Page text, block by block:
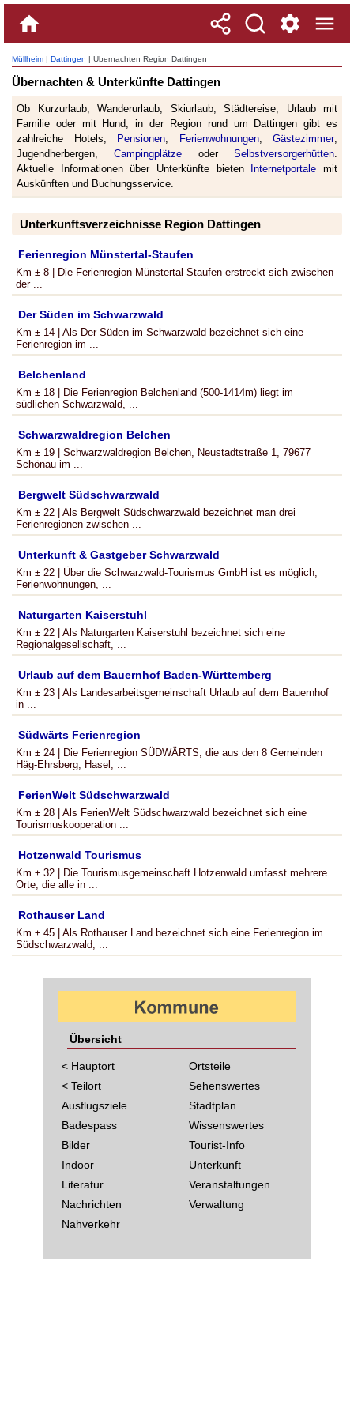
Müllheim | Dattingen | Übernachten Region Dattingen
Übernachten & Unterkünfte Dattingen
Ob Kurzurlaub, Wanderurlaub, Skiurlaub, Städtereise, Urlaub mit
Familie oder mit Hund, in der Region rund um Dattingen gibt es
zahlreiche Hotels,
Pensionen, Ferienwohnungen, Gästezimmer,
Jugendherbergen,Campingplätze oderSelbstversorgerhütten.
Aktuelle Informationen über Unterkünfte bieten
Internetportale mit
Auskünften und Buchungsservice.
Unterkunftsverzeichnisse Region Dattingen
Ferienregion Münstertal-Staufen
Km ± 8 | Die Ferienregion Münstertal-Staufen erstreckt sich zwischen
der ...
Der Süden im Schwarzwald
Km ± 14 | Als Der Süden im Schwarzwald bezeichnet sich eine
Ferienregion im ...
Belchenland
Km ± 18 | Die Ferienregion Belchenland (500-1414m) liegt im
südlichen Schwarzwald, ...
Schwarzwaldregion Belchen
Km ± 19 | Schwarzwaldregion Belchen, Neustadtstraße 1, 79677
Schönau im ...
Bergwelt Südschwarzwald
Km ± 22 | Als Bergwelt Südschwarzwald bezeichnet man drei
Ferienregionen zwischen ...
Unterkunft & Gastgeber Schwarzwald
Km ± 22 | Über die Schwarzwald-Tourismus GmbH ist es möglich,
Ferienwohnungen, ...
Naturgarten Kaiserstuhl
Km ± 22 | Als Naturgarten Kaiserstuhl bezeichnet sich eine
Regionalgesellschaft, ...
Urlaub auf dem Bauernhof Baden-Württemberg
Km ± 23 | Als Landesarbeitsgemeinschaft Urlaub auf dem Bauernhof
in ...
Südwärts Ferienregion
Km ± 24 | Die Ferienregion SÜDWÄRTS, die aus den 8 Gemeinden
Häg-Ehrsberg, Hasel, ...
FerienWelt Südschwarzwald
Km ± 28 | Als FerienWelt Südschwarzwald bezeichnet sich eine
Tourismuskooperation ...
Hotzenwald Tourismus
Km ± 32 | Die Tourismusgemeinschaft Hotzenwald umfasst mehrere
Orte, die alle in ...
Rothauser Land
Km ± 45 | Als Rothauser Land bezeichnet sich eine Ferienregion im
Südschwarzwald, ...
Übersicht
< Hauptort
< Teilort
Ausflugsziele
Badespass
Bilder
Indoor
Literatur
Nachrichten
Nahverkehr
Ortsteile
Sehenswertes
Stadtplan
Wissenswertes
Tourist-Info
Unterkunft
Veranstaltungen
Verwaltung